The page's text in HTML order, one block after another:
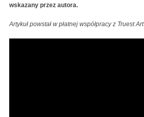
wskazany przez autora.
Artykuł powstał w płatnej współpracy z Truest Art